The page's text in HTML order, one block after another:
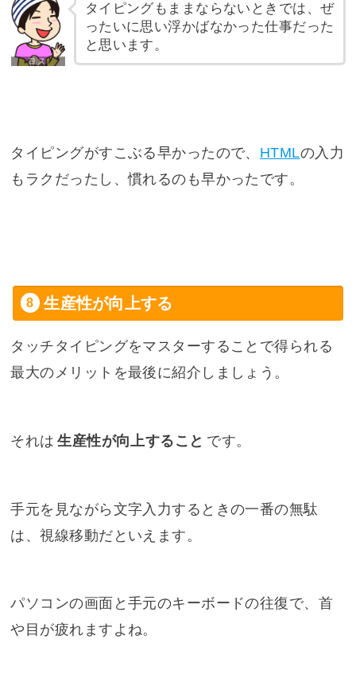
タイピングもままならないときでは、ぜ
ったいに思い浮かばなかった仕事だった
と思います。
タイピングがすこぶる早かったので、 HTMLの入力
もラクだったし、慣れるのも早かったです。
生産性が向上する
タッチタイピングをマスターすることで得られる
最大のメリットを最後に紹介しましょう。
それは 生産性が向上すること です。
手元を見ながら文字入力するときの一番の無駄
は、視線移動だといえます。
パソコンの画面と手元のキーボードの往復で、首
や目が疲れますよね。